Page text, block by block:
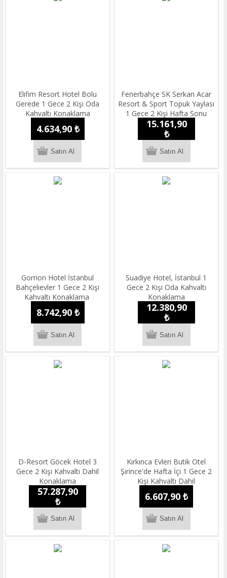
Elifim Resort Hotel Bolu
Gerede 1 Gece 2 Kişi Oda
Kahvaltı Konaklama
4.634,90 ₺
Fenerbahçe SK Serkan Acar
Resort & Sport Topuk Yaylası
1 Gece 2 Kişi Hafta Sonu
Yarım Pansiyon Konaklama
15.161,90
₺
Gorrion Hotel İstanbul
Bahçelievler 1 Gece 2 Kişi
Kahvaltı Konaklama
8.742,90 ₺
Suadiye Hotel, İstanbul 1
Gece 2 Kişi Oda Kahvaltı
Konaklama
12.380,90
₺
D-Resort Göcek Hotel 3
Gece 2 Kişi Kahvaltı Dahil
Konaklama
57.287,90
₺
Kırkınca Evleri Butik Otel
Şirince'de Hafta İçi 1 Gece 2
Kişi Kahvaltı Dahil
6.607,90 ₺